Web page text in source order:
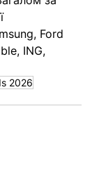
Ford
ING,
2026